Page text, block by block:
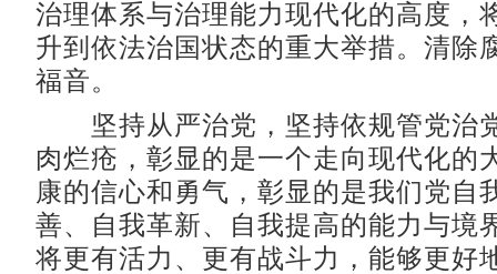
治理体系与治理能力现代化的高度，
升到依法治国状态的重大举措。清除
福音。
坚持从严治党，坚持依规管党治
肉烂疮，彰显的是一个走向现代化的
康的信心和勇气，彰显的是我们党自
善、自我革新、自我提高的能力与境
将更有活力、更有战斗力，能够更好